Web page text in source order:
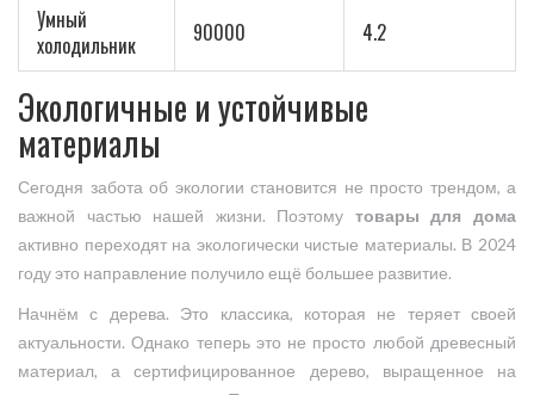
Умный
холодильник
90000 4.2
Экологичные и устойчивые
материалы
Сегодня забота об экологии становится не просто трендом, а
важной частью нашей жизни. Поэтому товары для дома
активно переходят на экологически чистые материалы. В 2024
году это направление получило ещё большее развитие.
Начнём с дерева. Это классика, которая не теряет своей
актуальности. Однако теперь это не просто любой древесный
материал, а сертифицированное дерево, выращенное на